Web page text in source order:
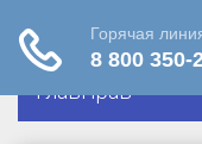
ГлавПрав